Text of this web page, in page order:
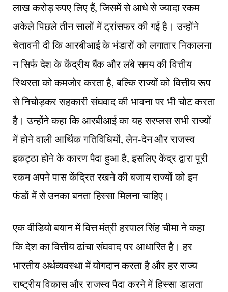
लाख करोड़ रुपए लिए हैं, जिसमें से आधे से ज्यादा रकम
अकेले पिछले तीन सालों में ट्रांसफर की गई है। उन्होंने
चेतावनी दी कि आरबीआई के भंडारों को लगातार निकालना
न सिर्फ देश के केंद्रीय बैंक और लंबे समय की वित्तीय
स्थिरता को कमजोर करता है, बल्कि राज्यों को वित्तीय रूप
से निचोड़कर सहकारी संघवाद की भावना पर भी चोट करता
है। उन्होंने कहा कि आरबीआई का यह सरप्लस सभी राज्यों
में होने वाली आर्थिक गतिविधियों, लेन-देन और राजस्व
इकट्ठा होने के कारण पैदा हुआ है, इसलिए केंद्र द्वारा पूरी
रकम अपने पास केंद्रित रखने की बजाय राज्यों को इन
फंडों में से उनका बनता हिस्सा मिलना चाहिए।
एक वीडियो बयान में वित्त मंत्री हरपाल सिंह चीमा ने कहा
कि देश का वित्तीय ढांचा संघवाद पर आधारित है। हर
भारतीय अर्थव्यवस्था में योगदान करता है और हर राज्य
राष्ट्रीय विकास और राजस्व पैदा करने में हिस्सा डालता